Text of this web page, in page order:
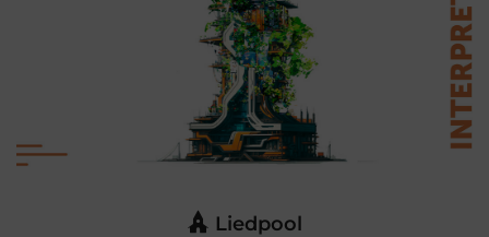
Liedpool